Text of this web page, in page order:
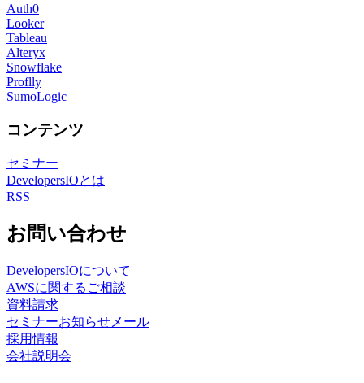
Auth0
Looker
Tableau
Alteryx
Snowflake
Proflly
SumoLogic
コンテンツ
セミナー
DevelopersIOとは
RSS
お問い合わせ
DevelopersIOについて
AWSに関するご相談
資料請求
セミナーお知らせメール
採用情報
会社説明会